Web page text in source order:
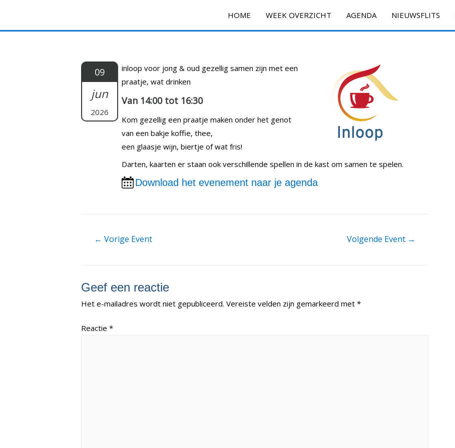
inhoud
HOME WEEK OVERZICHT AGENDA NIEUWSFLITS
09
jun
2026
inloop voor jong & oud gezellig samen zijn met een
praatje, wat drinken
Van 14:00 tot 16:30
Kom gezellig een praatje maken onder het genot
van een bakje koffie, thee,
een glaasje wijn, biertje of wat fris!
Darten, kaarten er staan ook verschillende spellen in de kast om samen te spelen.
Download het evenement naar je agenda
Berichtnavigatie
← Vorige Event Volgende Event →
Geef een reactie
Het e-mailadres wordt niet gepubliceerd. Vereiste velden zijn gemarkeerd met *
Reactie *